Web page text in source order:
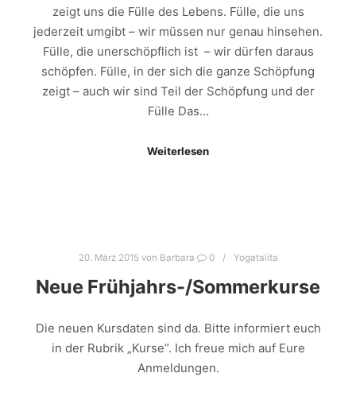
zeigt uns die Fülle des Lebens. Fülle, die uns
jederzeit umgibt – wir müssen nur genau hinsehen.
Fülle, die unerschöpflich ist – wir dürfen daraus
schöpfen. Fülle, in der sich die ganze Schöpfung
zeigt – auch wir sind Teil der Schöpfung und der
Fülle Das…
Weiterlesen
20. März 2015 von Barbara 0 Yogatalita
Neue Frühjahrs-/Sommerkurse
Die neuen Kursdaten sind da. Bitte informiert euch
in der Rubrik „Kurse“. Ich freue mich auf Eure
Anmeldungen.